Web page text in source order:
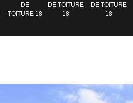
DE
TOITURE 18
DE TOITURE
18
DE TOITURE
18